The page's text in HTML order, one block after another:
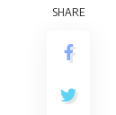
SHARE